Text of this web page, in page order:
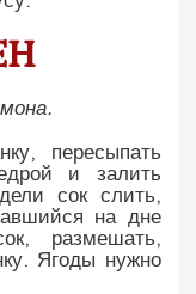
пересыпать
и залить
сок слить,
на дне
размешать,
Ягоды нужно